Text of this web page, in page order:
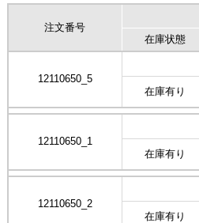
注文番号
在庫状態
12110650_5
在庫有り
12110650_1
在庫有り
12110650_2
在庫有り